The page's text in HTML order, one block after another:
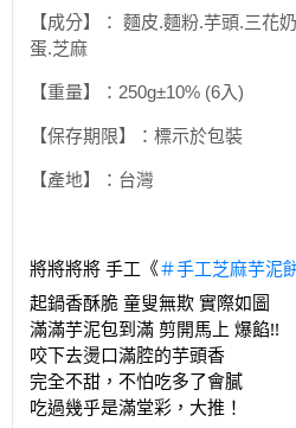
【成分】： 麵皮.麵粉.芋頭.三花
蛋.芝麻
【重量】：250g±10% (6入)
【保存期限】：標示於包裝
【產地】：台灣
將將將將 手工《＃手工芝麻芋泥
起鍋香酥脆 童叟無欺 實際如圖
滿滿芋泥包到滿 剪開馬上 爆餡!!
咬下去燙口滿腔的芋頭香
完全不甜，不怕吃多了會膩
吃過幾乎是滿堂彩，大推！